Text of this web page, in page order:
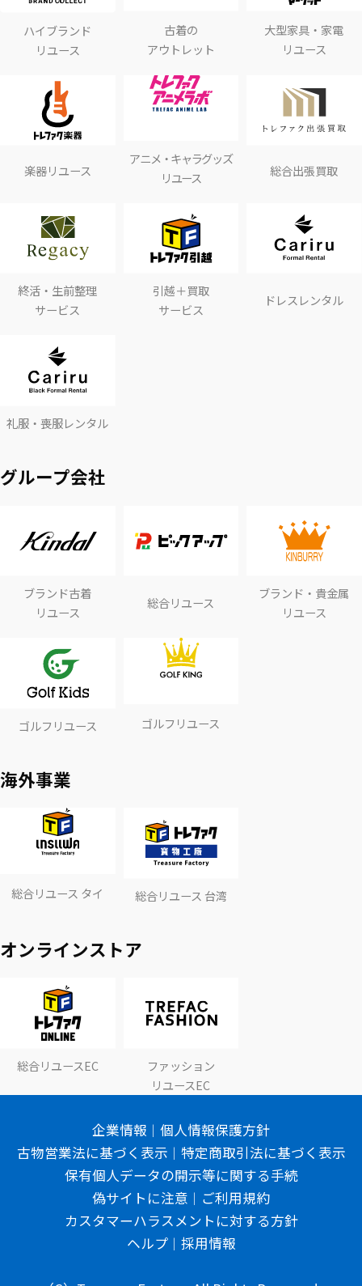
ハイブランド
リユース
古着の
アウトレット
大型家具・家電
リユース
楽器リユース
アニメ・キャラグッズ
リユース
総合出張買取
終活・生前整理
サービス
引越＋買取
サービス
ドレスレンタル
礼服・喪服レンタル
グループ会社
ブランド古着
リユース
総合リユース
ブランド・貴金属
リユース
ゴルフリユース ゴルフリユース
海外事業
総合リユース タイ 総合リユース 台湾
オンラインストア
総合リユースEC
ファッション
リユースEC
企業情報
個人情報保護方針
古物営業法に基づく表示
特定商取引法に基づく表示
保有個人データの開示等に関する手続
偽サイトに注意
ご利用規約
カスタマーハラスメントに対する方針
ヘルプ
採用情報